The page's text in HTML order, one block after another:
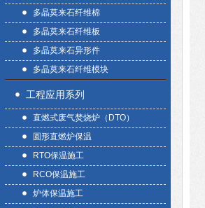
多晶莫来石纤维棉
多晶莫来石纤维板
多晶莫来石异形件
多晶莫来石纤维模块
工程应用系列
直燃式废气焚烧炉（DTO）
圆形直燃炉保温
RTO保温施工
RCO保温施工
炉体保温施工